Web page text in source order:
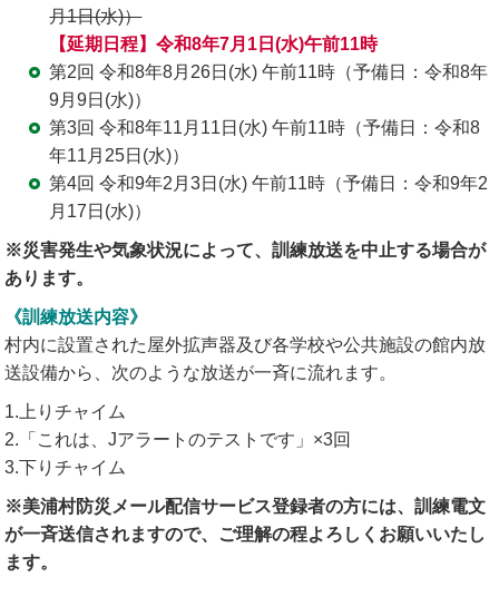
月1日(水)）
【延期日程】令和8年7月1日(水)午前11時
第2回 令和8年8月26日(水) 午前11時（予備日：令和8年
9月9日(水)）
第3回 令和8年11月11日(水) 午前11時（予備日：令和8
年11月25日(水)）
第4回 令和9年2月3日(水) 午前11時（予備日：令和9年2
月17日(水)）
※災害発生や気象状況によって、訓練放送を中止する場合が
あります。
《訓練放送内容》
村内に設置された屋外拡声器及び各学校や公共施設の館内放
送設備から、次のような放送が一斉に流れます。
1.上りチャイム
2.「これは、Jアラートのテストです」×3回
3.下りチャイム
※美浦村防災メール配信サービス登録者の方には、訓練電文
が一斉送信されますので、ご理解の程よろしくお願いいたし
ます。